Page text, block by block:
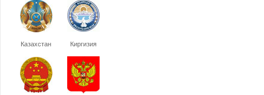
Казахстан Киргизия